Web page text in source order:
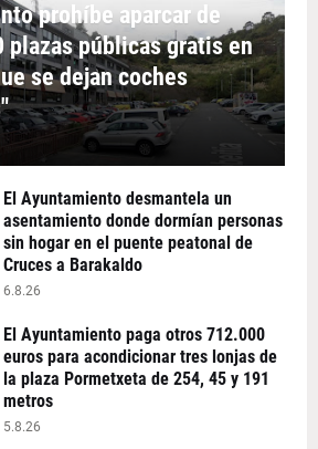
prohíbe aparcar de
plazas públicas gratis en
se dejan coches
El Ayuntamiento desmantela un
asentamiento donde dormían personas
sin hogar en el puente peatonal de
Cruces a Barakaldo
6.8.26
El Ayuntamiento paga otros 712.000
euros para acondicionar tres lonjas de
la plaza Pormetxeta de 254, 45 y 191
metros
5.8.26